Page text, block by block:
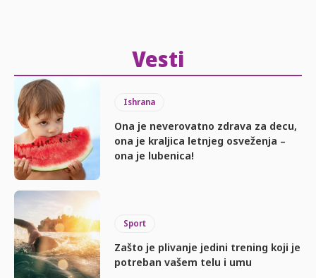
Vesti
Ishrana
Ona je neverovatno zdrava za decu,
ona je kraljica letnjeg osveženja –
ona je lubenica!
Sport
Zašto je plivanje jedini trening koji je
potreban vašem telu i umu